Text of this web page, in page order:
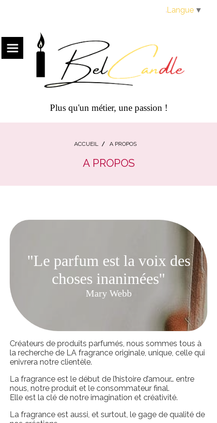
Plus qu'un métier, une passion !
ACCUEIL A PROPOS
A PROPOS
"Le parfum est la voix des
choses inanimées"
Mary Webb
Créateurs de produits parfumés, nous sommes tous à
la recherche de LA fragrance originale, unique, celle qui
enivrera notre clientèle.
La fragrance est le début de l’histoire d’amour… entre
nous, notre produit et le consommateur final.
Elle est la clé de notre imagination et créativité.
La fragrance est aussi, et surtout, le gage de qualité de
Langue ▼